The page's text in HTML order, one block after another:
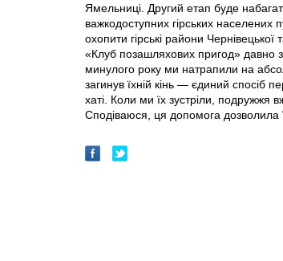
Ямельниці. Другий етап буде
важкодоступних гірських населених
охопити гірські райони Чернівецької
«Клуб позашляхових пригод» давно
минулого року ми натрапили на
загинув їхній кінь — єдиний спосіб
хаті. Коли ми їх зустріли, подружжя
Сподіваюся, ця допомога